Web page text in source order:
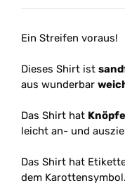
Ein Streifen voraus!
Dieses Shirt ist
aus wunderbar
Das Shirt hat
leicht an- und
Das Shirt hat
dem Karottensymbol.